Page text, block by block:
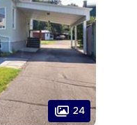
24